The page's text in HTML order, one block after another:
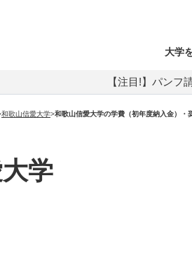
大学
【注目!】パンフ
和歌山信愛大学>和歌山信愛大学の学費（初年度納入金）・
学